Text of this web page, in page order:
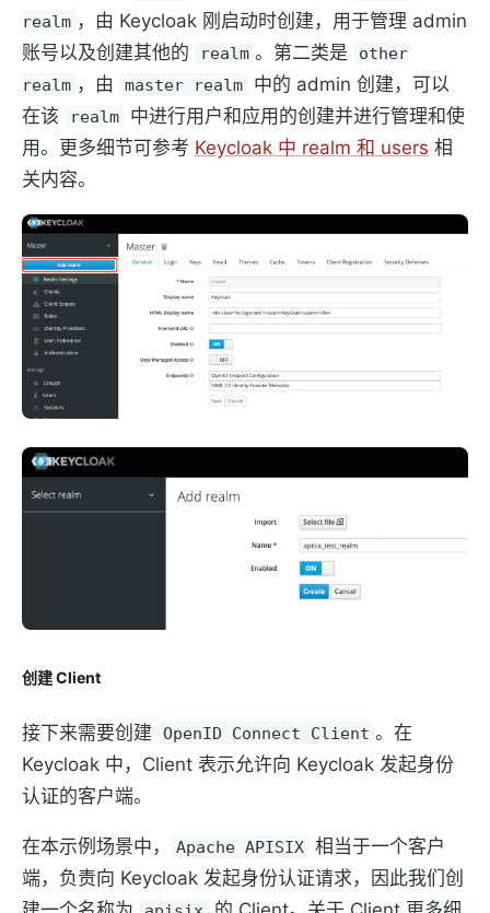
realm ，由 Keycloak 刚启动时创建，用于管理 admin
账号以及创建其他的
realm 。第二类是
other
realm ，由 master realm
中的 admin 创建，可以
在该
realm
中进行用户和应用的创建并进行管理和使
用。更多细节可参考 Keycloak 中 realm 和 users 相
关内容。
创建 Client
接下来需要创建 OpenID Connect Client 。在
Keycloak 中，Client 表示允许向 Keycloak 发起身份
认证的客户端。
在本示例场景中， Apache APISIX 相当于一个客户
端，负责向 Keycloak 发起身份认证请求，因此我们创